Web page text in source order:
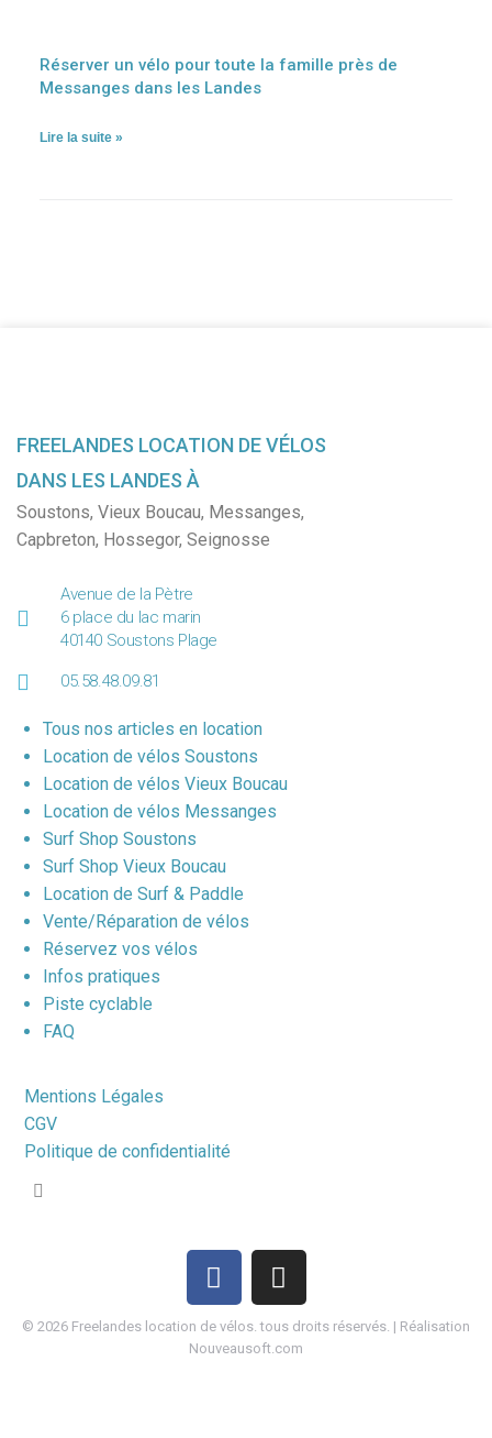
Réserver un vélo pour toute la famille près de
Messanges dans les Landes
Lire la suite »
FREELANDES LOCATION DE VÉLOS
DANS LES LANDES À
Soustons, Vieux Boucau, Messanges,
Capbreton, Hossegor, Seignosse
Avenue de la Pètre
6 place du lac marin
40140 Soustons Plage
05.58.48.09.81
Tous nos articles en location
Location de vélos Soustons
Location de vélos Vieux Boucau
Location de vélos Messanges
Surf Shop Soustons
Surf Shop Vieux Boucau
Location de Surf & Paddle
Vente/Réparation de vélos
Réservez vos vélos
Infos pratiques
Piste cyclable
FAQ
Mentions Légales
CGV
Politique de confidentialité
© 2026 Freelandes location de vélos. tous droits réservés. | Réalisation
Nouveausoft.com